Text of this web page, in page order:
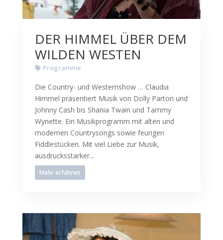
DER HIMMEL ÜBER DEM
WILDEN WESTEN
Programme
Die Country- und Westernshow … Claudia
Himmel präsentiert Musik von Dolly Parton und
Johnny Cash bis Shania Twain und Tammy
Wynette. Ein Musikprogramm mit alten und
modernen Countrysongs sowie feurigen
Fiddlestücken. Mit viel Liebe zur Musik,
ausdrucksstarker...
Mehr erfahren